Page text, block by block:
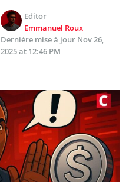
Editor
Emmanuel Roux
Dernière mise à jour Nov 26,
2025 at 12:46 PM